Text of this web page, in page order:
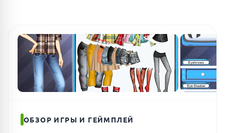
ОБЗОР ИГРЫ И ГЕЙМПЛЕЙ